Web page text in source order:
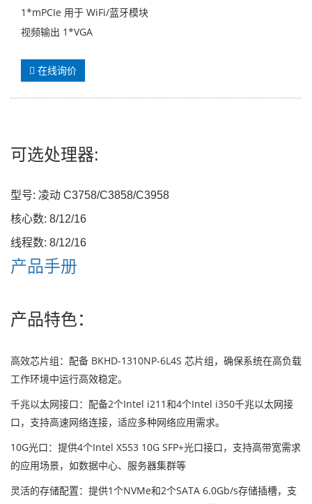
1*mPCIe 用于 WiFi/蓝牙模块
视频输出 1*VGA
在线询价
可选处理器:
型号: 凌动 C3758/C3858/C3958
核心数: 8/12/16
线程数: 8/12/16
产品手册
产品特色：
高效芯片组：配备 BKHD-1310NP-6L4S 芯片组，确保系统在高负载
工作环境中运行高效稳定。
千兆以太网接口：配备2个Intel i211和4个Intel i350千兆以太网接
口，支持高速网络连接，适应多种网络应用需求。
10G光口：提供4个Intel X553 10G SFP+光口接口，支持高带宽需求
的应用场景，如数据中心、服务器集群等
灵活的存储配置：提供1个NVMe和2个SATA 6.0Gb/s存储插槽，支